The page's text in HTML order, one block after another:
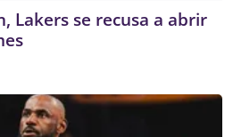
Lakers se recusa a abrir